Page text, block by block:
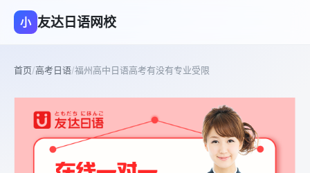
小 友达日语网校
首页/高考日语/福州高中日语高考有没有专业受限